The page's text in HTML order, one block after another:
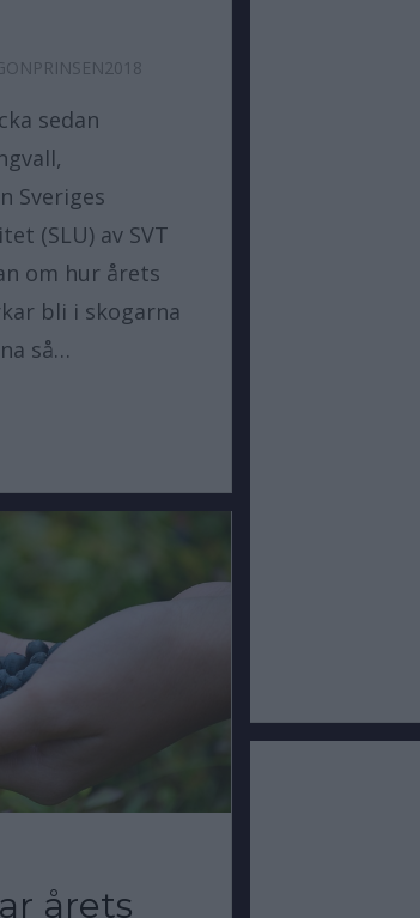
sedan
Sveriges
(SLU) av SVT
om hur årets
bli i skogarna
så…
årets